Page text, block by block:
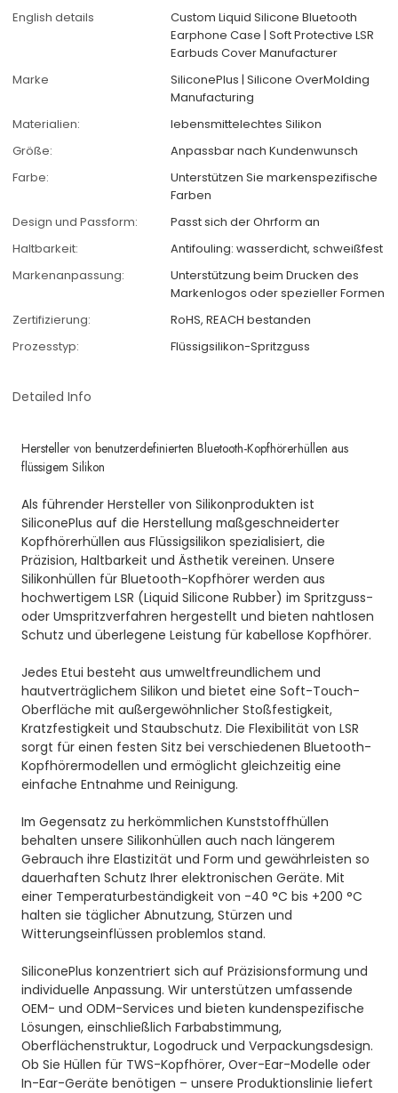
English details
Custom Liquid Silicone Bluetooth
Earphone Case | Soft Protective LSR
Earbuds Cover Manufacturer
Marke
SiliconePlus | Silicone OverMolding
Manufacturing
Materialien:
lebensmittelechtes Silikon
Größe:
Anpassbar nach Kundenwunsch
Farbe:
Unterstützen Sie markenspezifische
Farben
Design und Passform:
Passt sich der Ohrform an
Haltbarkeit:
Antifouling: wasserdicht, schweißfest
Markenanpassung:
Unterstützung beim Drucken des
Markenlogos oder spezieller Formen
Zertifizierung:
RoHS, REACH bestanden
Prozesstyp:
Flüssigsilikon-Spritzguss
Detailed Info
Hersteller von benutzerdefinierten Bluetooth-Kopfhörerhüllen aus
flüssigem Silikon
Als führender Hersteller von Silikonprodukten ist
SiliconePlus auf die Herstellung maßgeschneiderter
Kopfhörerhüllen aus Flüssigsilikon spezialisiert, die
Präzision, Haltbarkeit und Ästhetik vereinen. Unsere
Silikonhüllen für Bluetooth-Kopfhörer werden aus
hochwertigem LSR (Liquid Silicone Rubber) im Spritzguss-
oder Umspritzverfahren hergestellt und bieten nahtlosen
Schutz und überlegene Leistung für kabellose Kopfhörer.
Jedes Etui besteht aus umweltfreundlichem und
hautverträglichem Silikon und bietet eine Soft-Touch-
Oberfläche mit außergewöhnlicher Stoßfestigkeit,
Kratzfestigkeit und Staubschutz. Die Flexibilität von LSR
sorgt für einen festen Sitz bei verschiedenen Bluetooth-
Kopfhörermodellen und ermöglicht gleichzeitig eine
einfache Entnahme und Reinigung.
Im Gegensatz zu herkömmlichen Kunststoffhüllen
behalten unsere Silikonhüllen auch nach längerem
Gebrauch ihre Elastizität und Form und gewährleisten so
dauerhaften Schutz Ihrer elektronischen Geräte. Mit
einer Temperaturbeständigkeit von -40 °C bis +200 °C
halten sie täglicher Abnutzung, Stürzen und
Witterungseinflüssen problemlos stand.
SiliconePlus konzentriert sich auf Präzisionsformung und
individuelle Anpassung. Wir unterstützen umfassende
OEM- und ODM-Services und bieten kundenspezifische
Lösungen, einschließlich Farbabstimmung,
Oberflächenstruktur, Logodruck und Verpackungsdesign.
Ob Sie Hüllen für TWS-Kopfhörer, Over-Ear-Modelle oder
In-Ear-Geräte benötigen – unsere Produktionslinie liefert